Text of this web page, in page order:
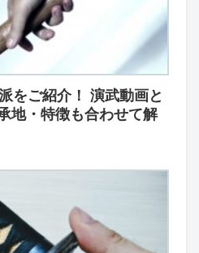
をご紹介！ 演武動画と
地・特徴も合わせて解